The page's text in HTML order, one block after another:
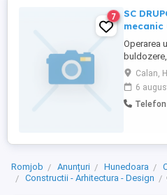
7
SC
mecanic
Operarea
Calan,
6
Romjob Anunțuri Hunedoara
Constructii - Arhitectura - Design